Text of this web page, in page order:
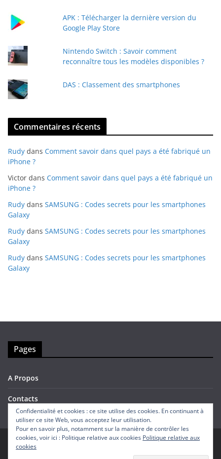
a
APK : Télécharger la dernière version du
Google Play Store
Nintendo Switch : Savoir comment
reconnaître tous les modèles disponibles ?
DAS : Classement des smartphones
Commentaires récents
Rudy dans Comment savoir dans quel pays a été fabriqué un
iPhone ?
Victor dans Comment savoir dans quel pays a été fabriqué un
iPhone ?
Rudy dans SAMSUNG : Codes secrets pour les smartphones
Galaxy
Rudy dans SAMSUNG : Codes secrets pour les smartphones
Galaxy
Rudy dans SAMSUNG : Codes secrets pour les smartphones
Galaxy
Pages
A Propos
Contacts
. Tous droits réservés.
Confidentialité et cookies : ce site utilise des cookies. En continuant à
utiliser ce site Web, vous acceptez leur utilisation.
Pour en savoir plus, notamment sur la manière de contrôler les
cookies, voir ici : Politique relative aux cookies Politique relative aux
cookies